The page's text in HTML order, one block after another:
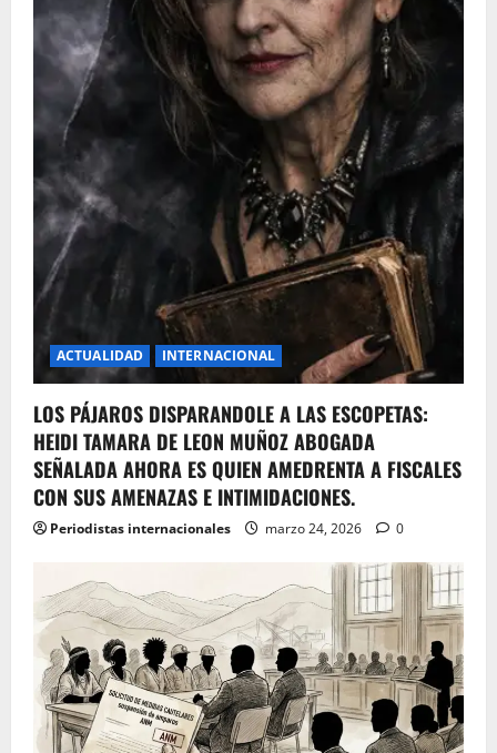
ACTUALIDAD INTERNACIONAL
LOS PÁJAROS DISPARANDOLE A LAS ESCOPETAS:
HEIDI TAMARA DE LEON MUÑOZ ABOGADA
SEÑALADA AHORA ES QUIEN AMEDRENTA A FISCALES
CON SUS AMENAZAS E INTIMIDACIONES.
Periodistas internacionales marzo 24, 2026 0